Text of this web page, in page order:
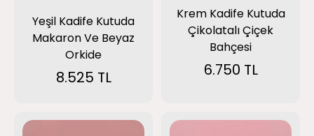
Yeşil Kadife Kutuda
Makaron Ve Beyaz
Orkide
8.525 TL
Krem Kadife Kutuda
Çikolatalı Çiçek
Bahçesi
6.750 TL